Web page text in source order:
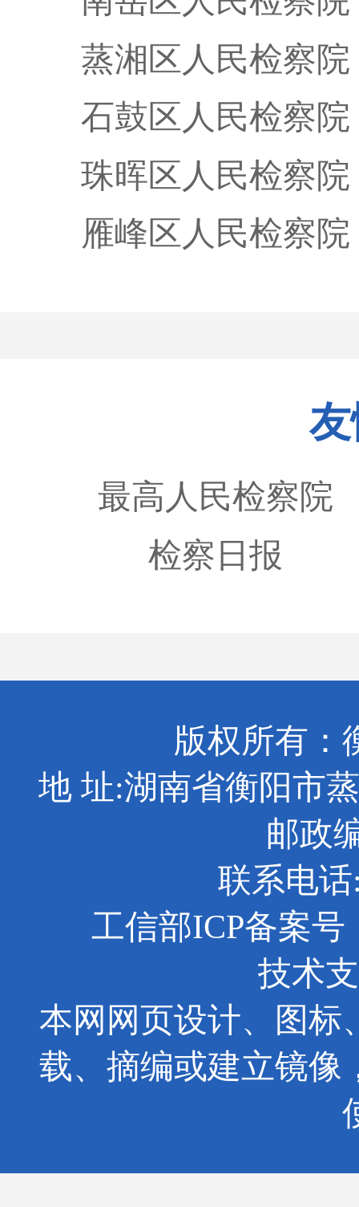
蒸湘区人民检察院
石鼓区人民检察院
珠晖区人民检察院
雁峰区人民检察院
最高人民检察院
检察日报
版权所有：
地 址:湖南省衡阳市
邮政
联系电话
工信部ICP备案号
技术
本网网页设计、图标
载、摘编或建立镜像